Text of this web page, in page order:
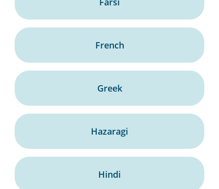
French
Greek
Hazaragi
Hindi